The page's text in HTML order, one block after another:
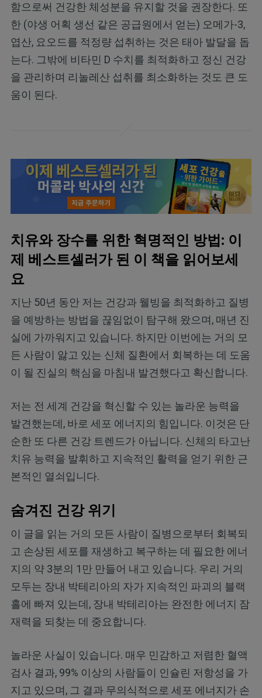
함으로써 건강한 체성분을 유지할 것을 권장한다. 또
한 (야생 어획 생선 같은 공급원에서 얻는) 오메가-3,
엽산, 요오드를 적정량 섭취하는 것은 태아 발달을 돕
는다. 그밖에 비타민 D 수치를 최적화하고 정신 건강
을 관리하며 리놀레산 섭취를 최소화하는 것도 큰 도
움이 된다.
치유와 장수를 위한 혁명적인 방법: 이
제 베스트셀러가 된 이 책을 읽어보세
요
지난 50년 동안 저는 건강과 웰빙을 최적화하고 질병
을 예방하는 방법을 끊임없이 탐구해 왔으며, 매년 진
실에 가까워지고 있습니다. 하지만 이번에는 거의 모
든 사람이 앓고 있는 신체 질환에서 회복하는 데 도움
이 될 진실의 핵심을 마침내 발견했다고 확신합니다.
저는 전 세계 건강을 혁신할 수 있는 놀라운 능력을
발견했는데, 바로 세포 에너지의 힘입니다. 이것은 단
순한 또 다른 건강 트렌드가 아닙니다. 신체의 타고난
치유 능력을 발휘하고 지속적인 활력을 얻기 위한 근
본적인 열쇠입니다.
숨겨진 건강 위기
이 글을 읽는 거의 모든 사람이 질병으로부터 회복되
고 손상된 세포를 재생하고 복구하는 데 필요한 에너
지의 약 3분의 1만 만들어 내고 있습니다. 우리 거의
모두는 장내 박테리아의 자가 지속적인 파괴의 블랙
홀에 빠져 있는데, 장내 박테리아는 완전한 에너지 잠
재력을 되찾는 데 중요합니다.
놀라운 사실이 있습니다. 매우 민감하고 저렴한 혈액
검사 결과, 99% 이상의 사람들이 인슐린 저항성을 가
지고 있으며, 그 결과 무의식적으로 세포 에너지가 손